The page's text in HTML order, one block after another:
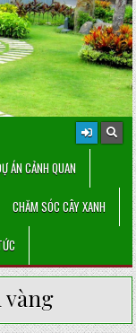
ÁN CẢNH QUAN
CHĂM SÓC CÂY XANH
vàng